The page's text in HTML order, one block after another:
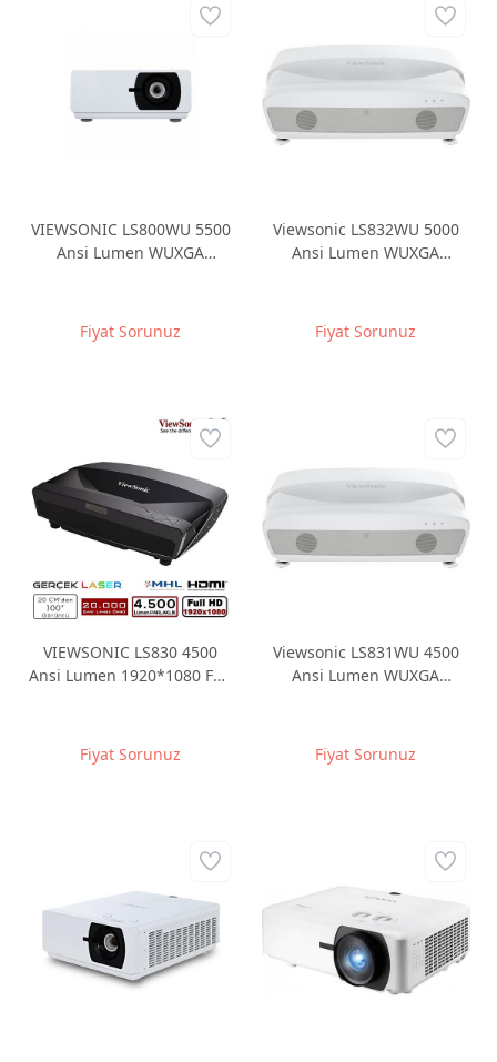
VIEWSONIC LS800WU 5500
Ansi Lumen WUXGA
Fiyat Sorunuz
Viewsonic LS832WU 5000
Ansi Lumen WUXGA
Fiyat Sorunuz
VIEWSONIC LS830 4500
Ansi Lumen 1920*1080 Full
Projeksiyon
Fiyat Sorunuz
Viewsonic LS831WU 4500
Ansi Lumen WUXGA
MESAFE Projeksiyon
Fiyat Sorunuz